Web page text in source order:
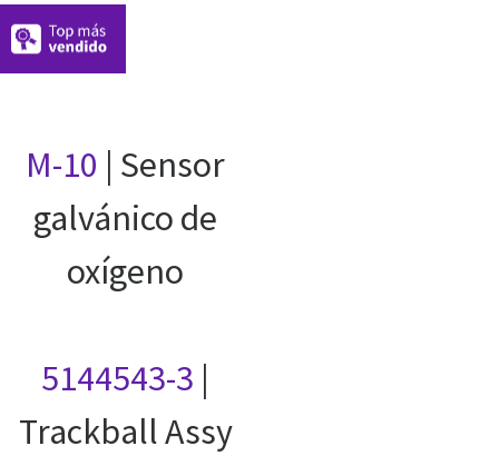
M-10 | Sensor
galvánico de
oxígeno
5144543-3 |
Trackball Assy